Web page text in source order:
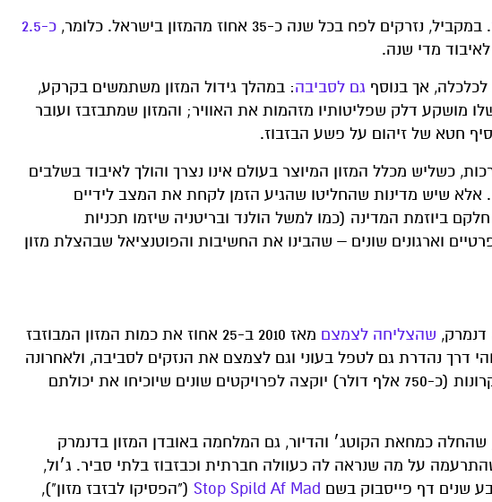
. במקביל, נזרקים לפח בכל שנה כ-35 אחוז מהמזון בישראל. כלומר,
כ-2.5
אך בנוסף גם לסביבה: במהלך גידול המזון משתמשים בקרקע,
מושקע דלק שפליטותיו מזהמות את האוויר; והמזון שמתבזבז ועובר
חטא של זיהום על פשע הבזבוז.
כשליש מכלל המזון המיוצר בעולם אינו נצרך והולך לאיבוד בשלבים
שיש מדינות שהחליטו שהגיע הזמן לקחת את המצב לידיים
ביוזמת המדינה (כמו למשל הולנד ובריטניה שיזמו תכניות
וארגונים שונים – שהבינו את החשיבות והפוטנציאל שבהצלת מזון
דנמרק, שהצליחה לצמצם
מאז 2010 ב-25 אחוז את כמות המזון המבוזבז
דרך נהדרת גם לטפל בעוני וגם לצמצם את הנזקים לסביבה, ולאחרונה
כי סכום של כ-5 מיליון קרונות (כ-750 אלף דולר) יוקצה לפרויקטים שונים שיוכיחו את יכולתם
שהתרחשה בקיץ 2011 בישראל, שהחלה כמחאת הקוטג׳ והדיור, גם המלחמה באובדן המזון בדנמרק
על מה שנראה לה כעוולה חברתית וכבזבוז בלתי סביר. ג׳ול,
שנים דף פייסבוק בשם Stop Spild Af Mad ("הפסיקו לבזבז מזון"),